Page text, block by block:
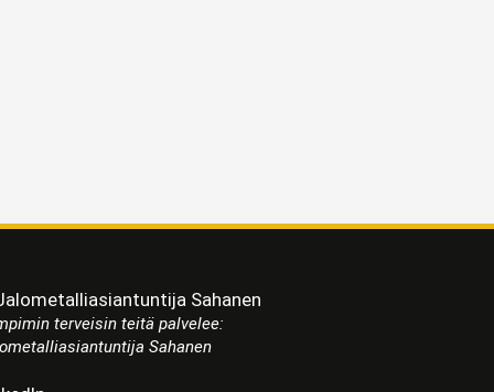
terveisin teitä palvelee:
Sahanen